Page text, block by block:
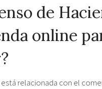
de
online
está relacionada con el